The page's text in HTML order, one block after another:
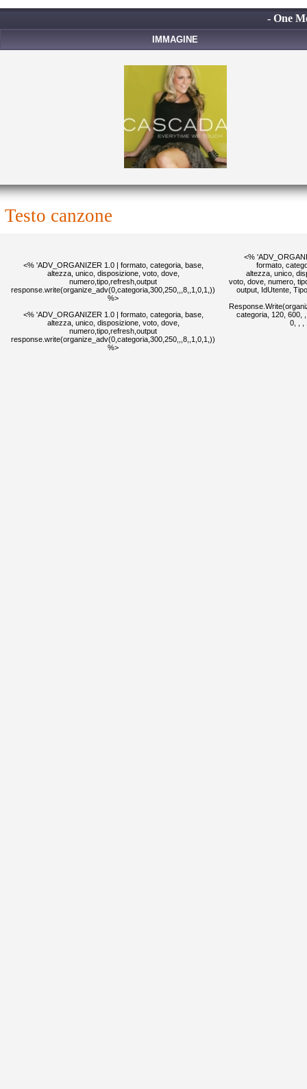
- One
IMMAGINE
testo canzone
<% 'ADV_ORGANIZER 1.0 | formato, categoria, base,
altezza, unico, disposizione, voto, dove,
numero,tipo,refresh,output
response.write(organize_adv(0,categoria,300,250,,,8,,1,0,1,))
%>
<% 'ADV_ORGANIZER 1.0 | formato, categoria, base,
altezza, unico, disposizione, voto, dove,
numero,tipo,refresh,output
response.write(organize_adv(0,categoria,300,250,,,8,,1,0,1,))
%>
<%
formato,
altezza, unico,
voto, dove, numero,
output, IdUtente,
categoria, 120, 600,
0, , ,